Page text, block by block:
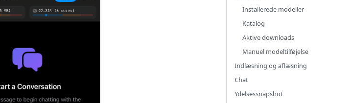
Installerede modeller
Katalog
Aktive downloads
Manuel modeltilføjelse
Indlæsning og aflæsning
Chat
Ydelsessnapshot